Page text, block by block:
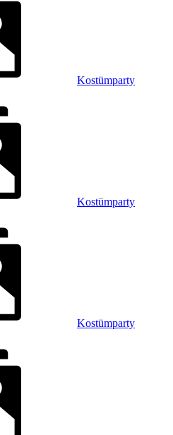
Kostümparty
Kostümparty
Kostümparty